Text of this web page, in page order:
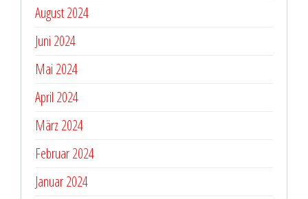
August 2024
Juni 2024
Mai 2024
April 2024
März 2024
Februar 2024
Januar 2024